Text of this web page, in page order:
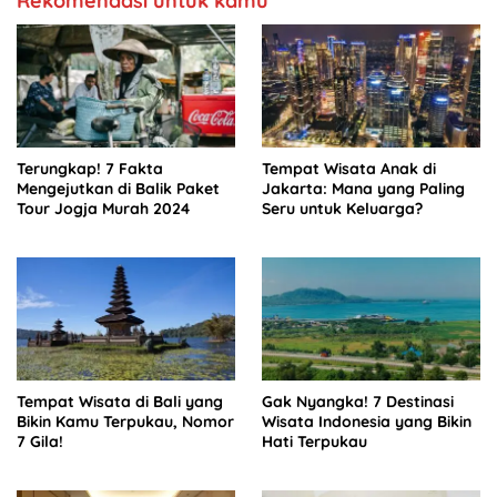
Terungkap! 7 Fakta
Mengejutkan di Balik Paket
Tour Jogja Murah 2024
Tempat Wisata Anak di
Jakarta: Mana yang Paling
Seru untuk Keluarga?
Tempat Wisata di Bali yang
Bikin Kamu Terpukau, Nomor
7 Gila!
Gak Nyangka! 7 Destinasi
Wisata Indonesia yang Bikin
Hati Terpukau